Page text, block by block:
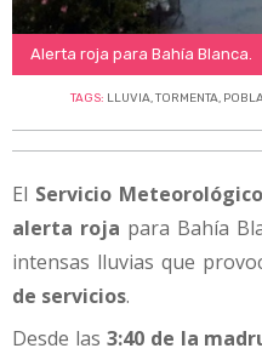
Alerta roja para Bahía Blanca.
TAGS: LLUVIA,TORMENTA,
El Servicio
alerta roja para Bahía
intensas lluvias que
de servicios.
Desde las 3:40 de la